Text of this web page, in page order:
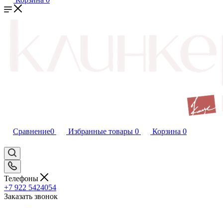
Сравнение0 Избранные товары 0 Корзина 0
Телефоны
+7 922 5424054
Заказать звонок